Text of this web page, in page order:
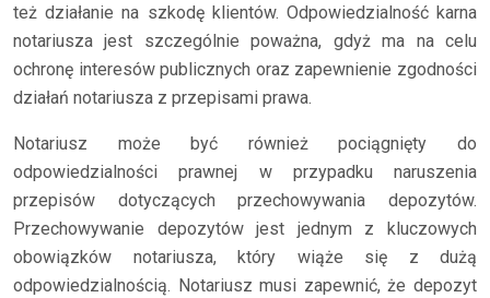
też działanie na szkodę klientów. Odpowiedzialność karna
notariusza jest szczególnie poważna, gdyż ma na celu
ochronę interesów publicznych oraz zapewnienie zgodności
działań notariusza z przepisami prawa.
Notariusz może być również pociągnięty do
odpowiedzialności prawnej w przypadku naruszenia
przepisów dotyczących przechowywania depozytów.
Przechowywanie depozytów jest jednym z kluczowych
obowiązków notariusza, który wiąże się z dużą
odpowiedzialnością. Notariusz musi zapewnić, że depozyt